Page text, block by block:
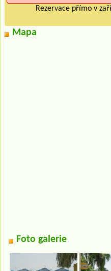
Rezervace přímo v
Mapa
Foto galerie